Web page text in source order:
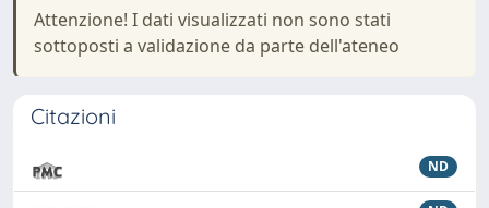
Attenzione! I dati visualizzati non sono stati
sottoposti a validazione da parte dell'ateneo
Citazioni
ND